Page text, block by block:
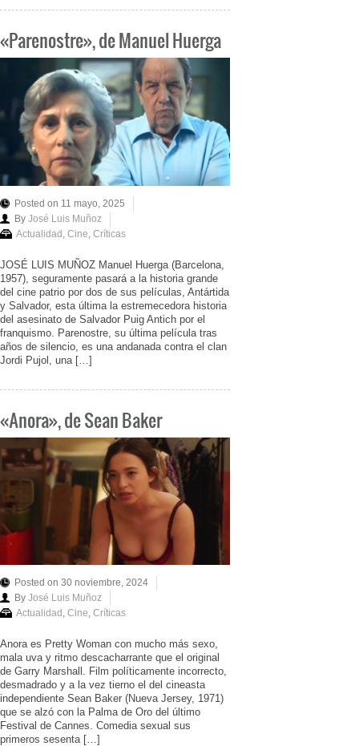
«Parenostre», de Manuel Huerga
Posted on 11 mayo, 2025
By José Luis Muñoz
Actualidad Cine Críticas
JOSÉ LUIS MUÑOZ Manuel Huerga (Barcelona,
1957), seguramente pasará a la historia grande
del cine patrio por dos de sus películas, Antártida
y Salvador, esta última la estremecedora historia
del asesinato de Salvador Puig Antich por el
franquismo. Parenostre, su última película tras
años de silencio, es una andanada contra el clan
Jordi Pujol, una […]
«Anora», de Sean Baker
Posted on 30 noviembre, 2024
By José Luis Muñoz
Actualidad Cine Críticas
Anora es Pretty Woman con mucho más sexo,
mala uva y ritmo descacharrante que el original
de Garry Marshall. Film políticamente incorrecto,
desmadrado y a la vez tierno el del cineasta
independiente Sean Baker (Nueva Jersey, 1971)
que se alzó con la Palma de Oro del último
Festival de Cannes. Comedia sexual sus
primeros sesenta […]